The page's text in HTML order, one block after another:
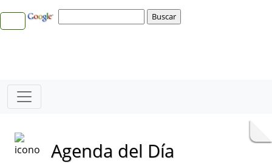
Agenda del Día